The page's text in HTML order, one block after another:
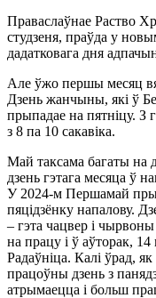
Праваслаўнае Раство
студзеня, праўда у
дадатковага дня
Але ўжо першы месяц
Дзень жанчыны, які ў
прыпадае на пятніцу. З
з 8 па 10 сакавіка.
Май таксама багаты на
дзень гэтага месяца ў
У 2024-м Першамай
пяцідзёнку напалову.
– гэта чацвер і чырвоны
на працу і ў аўторак,
Радаўніца. Калі ўрад,
працоўны дзень з
атрымаецца і больш